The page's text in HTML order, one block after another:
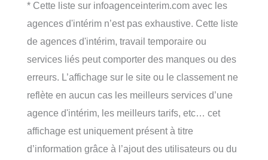
* Cette liste sur infoagenceinterim.com avec les
agences d'intérim n’est pas exhaustive. Cette liste
de agences d'intérim, travail temporaire ou
services liés peut comporter des manques ou des
erreurs. L’affichage sur le site ou le classement ne
reflète en aucun cas les meilleurs services d’une
agence d'intérim, les meilleurs tarifs, etc… cet
affichage est uniquement présent à titre
d’information grâce à l’ajout des utilisateurs ou du